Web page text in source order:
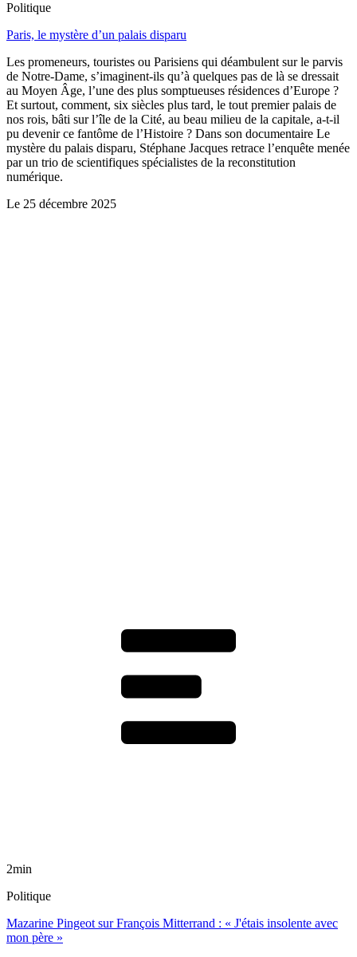
Politique
Paris, le mystère d’un palais disparu
Les promeneurs, touristes ou Parisiens qui déambulent sur le parvis
de Notre-Dame, s’imaginent-ils qu’à quelques pas de là se dressait
au Moyen Âge, l’une des plus somptueuses résidences d’Europe ?
Et surtout, comment, six siècles plus tard, le tout premier palais de
nos rois, bâti sur l’île de la Cité, au beau milieu de la capitale, a-t-il
pu devenir ce fantôme de l’Histoire ? Dans son documentaire Le
mystère du palais disparu, Stéphane Jacques retrace l’enquête menée
par un trio de scientifiques spécialistes de la reconstitution
numérique.
Le 25 décembre 2025
2min
Politique
Mazarine Pingeot sur François Mitterrand : « J'étais insolente avec
mon père »